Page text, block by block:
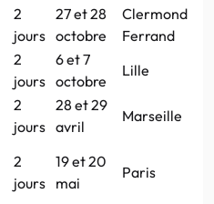
2
jours
27 et 28
octobre
Clermond
Ferrand
2
jours
6 et 7
octobre
Lille
2
jours
28 et 29
avril
Marseille
2
jours
19 et 20
mai
Paris